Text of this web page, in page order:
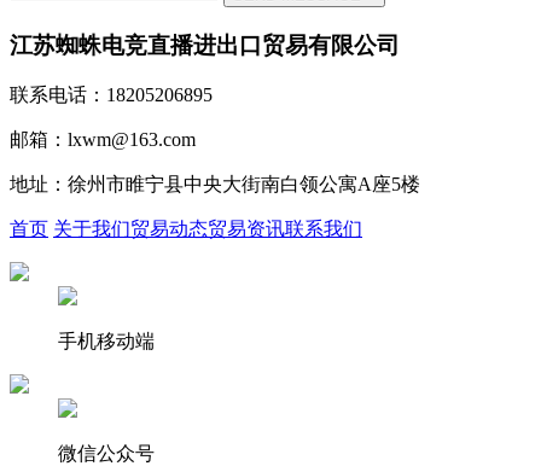
江苏蜘蛛电竞直播进出口贸易有限公司
联系电话：18205206895
邮箱：lxwm@163.com
地址：徐州市睢宁县中央大街南白领公寓A座5楼
首页 关于我们贸易动态贸易资讯联系我们
手机移动端
微信公众号